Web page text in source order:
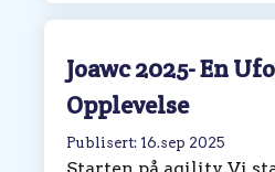
Joawc 2025- En
Opplevelse
Publisert: 16.sep 2025